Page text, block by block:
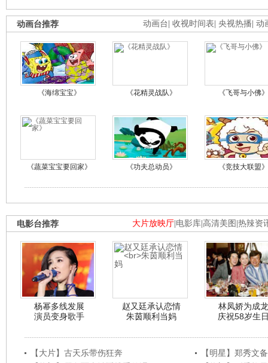
动画台 收视时间表 央视热播 动
动画台推荐
《海绵宝宝》 《花精灵战队》 《飞哥与小佛》
《蔬菜宝宝要回家》 《功夫总动员》 《竞技大联盟》
大片放映厅 电影库 高清美图 热辣资
电影台推荐
杨幂多线发展
演员变身歌手
赵又廷承认恋情
朱茵顺利当妈
林凤娇为成龙
庆祝58岁生
【大片】古天乐带伤狂奔
【明星】郑秀文